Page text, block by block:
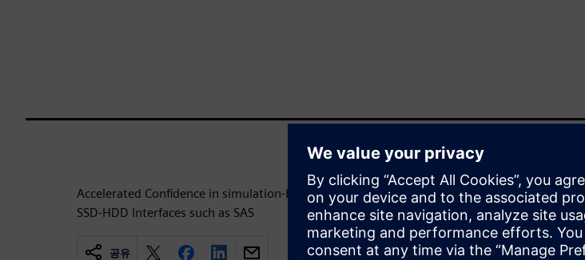
Accelerated Confidence in simulation-based verification of RTL Designs with
SSD-HDD Interfaces such as SAS
공유